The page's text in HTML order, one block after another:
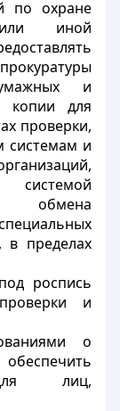
по охране
или иной
и
копии для
проверки,
системам и
в пределах
роспись
и
о
лиц,